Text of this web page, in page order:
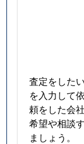
査定をした
を入力して
頼をした会
希望や相談
ましょう。